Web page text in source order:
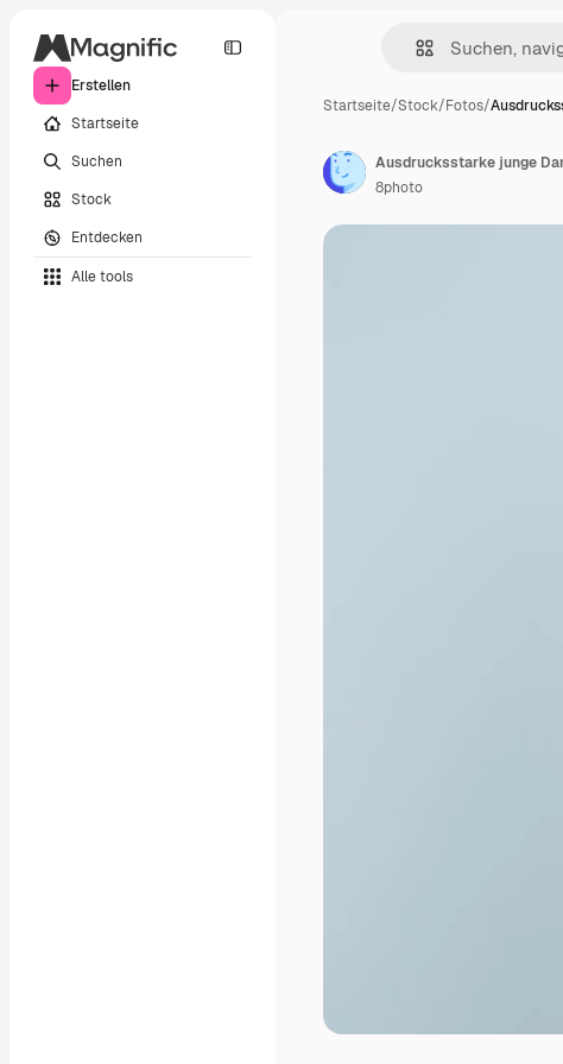
Erstellen
Startseite
Suchen
Stock
Entdecken
Alle tools
Startseite/Stock/Fotos/
Ausdrucksstarke junge
8photo